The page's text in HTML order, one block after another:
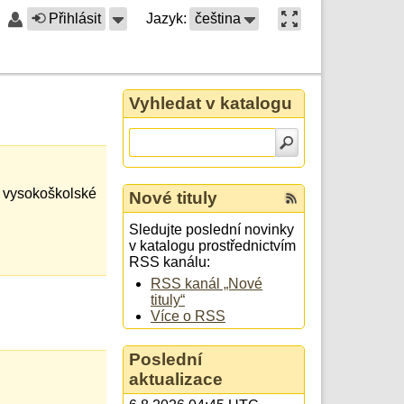
Přihlásit Jazyk: čeština
Vyhledat v katalogu
Nové tituly
Sledujte poslední novinky
v katalogu prostřednictvím
RSS kanálu:
RSS kanál „Nové
tituly“
Více o RSS
Poslední
aktualizace